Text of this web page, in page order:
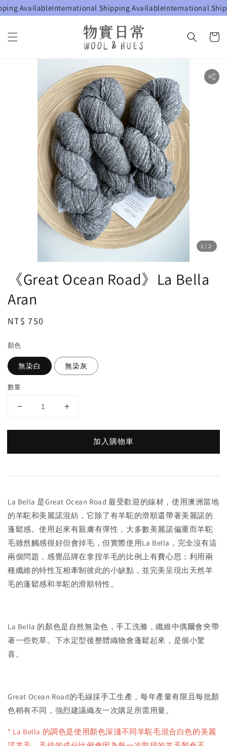
AvailableInternational Shipping AvailableInternational
1 /2
《Great Ocean Road》La Bella
Aran
Regular
NT$ 750
顏色
無染白 無染灰
數量
加入購物車
La Bella 是Great Ocean Road 最受歡迎的線材，使用澳洲當地
的羊駝和美麗諾混紡，它除了有羊駝的滑順還帶著美麗諾的
蓬鬆感。使用起來有親膚有彈性，大多數美麗諾偏重而羊駝
毛雖然觸感很好但會掉毛，但實際使用La Bella，完全沒有這
兩個問題，感覺品牌在拿捏羊毛的比例上有費心思；利用兩
種纖維的特性互相牽制彼此的小缺點，並完美呈現出天然羊
毛的蓬鬆感和羊駝的滑順特性。
La Bella 的顏色是自然無染色，手工洗滌，纖維中偶爾會夾帶
著一些乾草。下水定型後整體織物會蓬鬆起來，是個小驚
喜。
Great Ocean Road的毛線採手工生產，每年產量有限且每批顏
色稍有不同，強烈建議織友一次購足所需用量。
* La Bella 的調色是使用顏色深淺不同羊駝毛混合白色的美麗